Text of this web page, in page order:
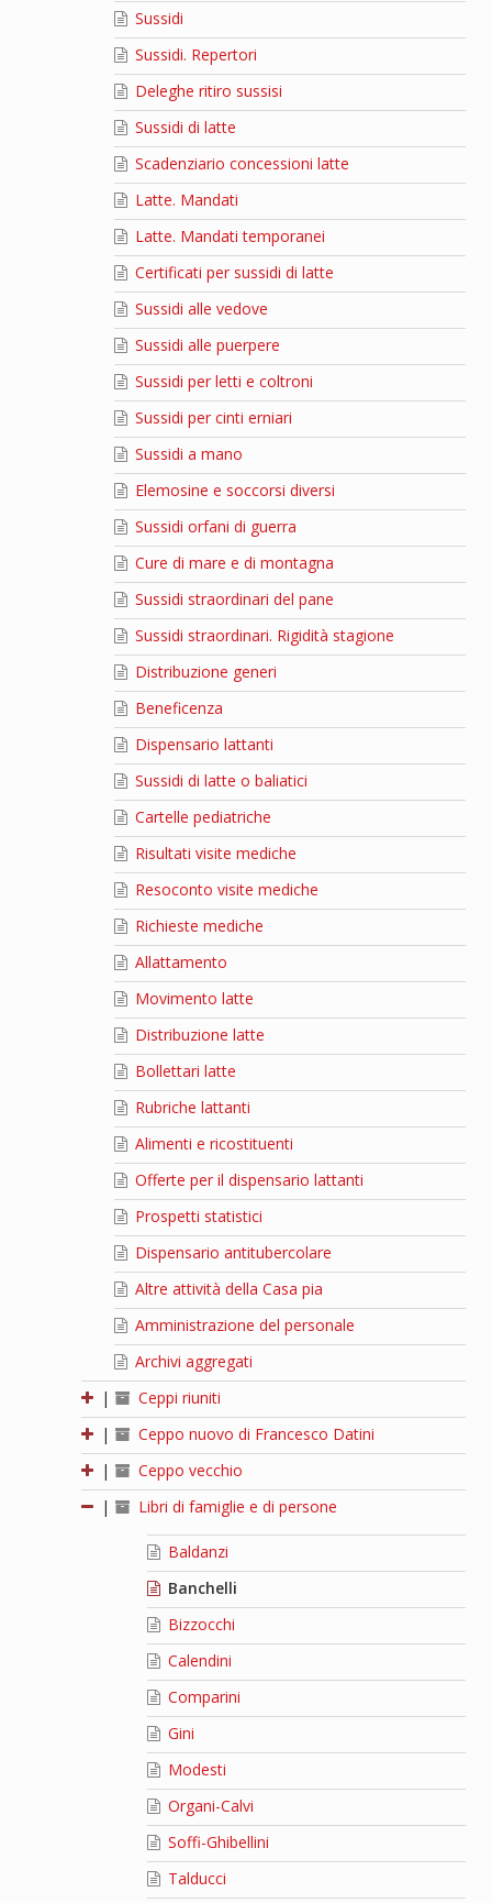
Sussidi
Sussidi. Repertori
Deleghe ritiro sussisi
Sussidi di latte
Scadenziario concessioni latte
Latte. Mandati
Latte. Mandati temporanei
Certificati per sussidi di latte
Sussidi alle vedove
Sussidi alle puerpere
Sussidi per letti e coltroni
Sussidi per cinti erniari
Sussidi a mano
Elemosine e soccorsi diversi
Sussidi orfani di guerra
Cure di mare e di montagna
Sussidi straordinari del pane
Sussidi straordinari. Rigidità stagione
Distribuzione generi
Beneficenza
Dispensario lattanti
Sussidi di latte o baliatici
Cartelle pediatriche
Risultati visite mediche
Resoconto visite mediche
Richieste mediche
Allattamento
Movimento latte
Distribuzione latte
Bollettari latte
Rubriche lattanti
Alimenti e ricostituenti
Offerte per il dispensario lattanti
Prospetti statistici
Dispensario antitubercolare
Altre attività della Casa pia
Amministrazione del personale
Archivi aggregati
|
Ceppi riuniti
|
Ceppo nuovo di Francesco Datini
|
Ceppo vecchio
|
Libri di famiglie e di persone
Baldanzi
Banchelli
Bizzocchi
Calendini
Comparini
Gini
Modesti
Organi-Calvi
Soffi-Ghibellini
Talducci